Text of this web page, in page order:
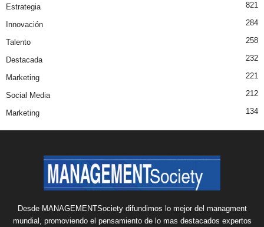
Estrategia 821
Innovación 284
Talento 258
Destacada 232
Marketing 221
Social Media 212
Marketing 134
Desde MANAGEMENTSociety difundimos lo mejor del managment
mundial, promoviendo el pensamiento de lo mas destacados expertos